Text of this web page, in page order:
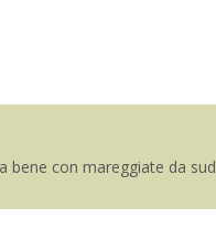
bene con mareggiate da